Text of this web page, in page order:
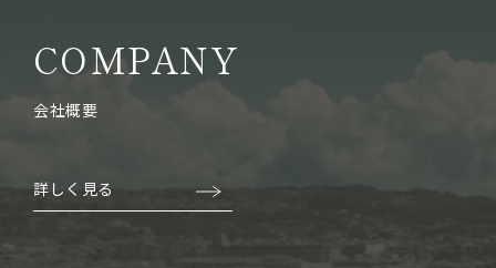
COMPANY
会社概要
詳しく見る